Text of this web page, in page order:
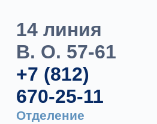
14 линия
В. О. 57-61
+7 (812)
670-25-11
Отделение